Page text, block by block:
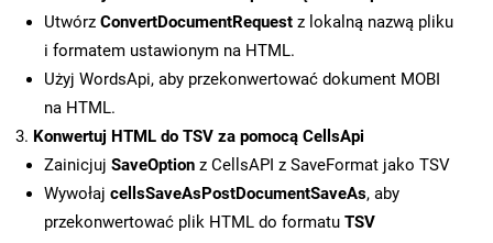
Utwórz ConvertDocumentRequest z lokalną nazwą pliku
i formatem ustawionym na HTML.
Użyj WordsApi, aby przekonwertować dokument MOBI
na HTML.
Konwertuj HTML do TSV za pomocą CellsApi
Zainicjuj SaveOption z CellsAPI z SaveFormat jako TSV
Wywołaj cellsSaveAsPostDocumentSaveAs, aby
przekonwertować plik HTML do formatu TSV